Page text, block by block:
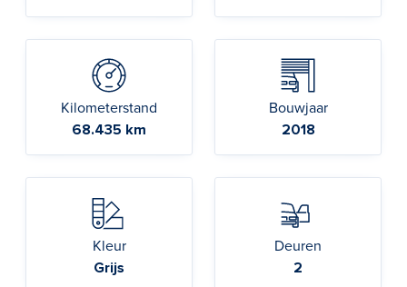
Kilometerstand
68.435 km
Bouwjaar
2018
Kleur
Grijs
Deuren
2